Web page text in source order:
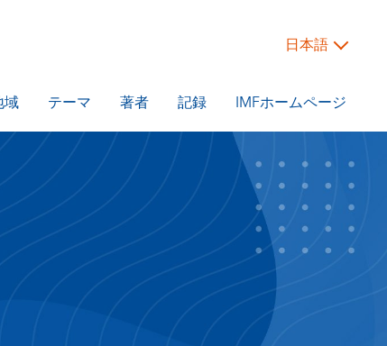
日本語
域 テーマ 著者 記録 IMFホームページ